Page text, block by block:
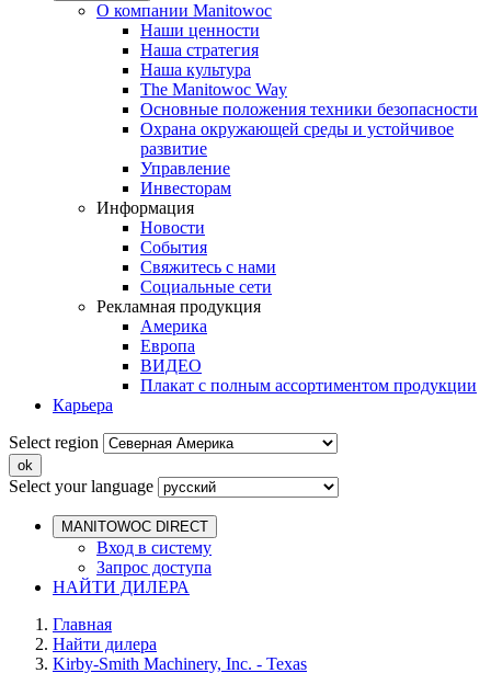
О компании Manitowoc
Наши ценности
Наша стратегия
Наша культура
The Manitowoc Way
Основные положения техники безопасности
Охрана окружающей среды и устойчивое
развитие
Управление
Инвесторам
Информация
Новости
События
Свяжитесь с нами
Социальные сети
Рекламная продукция
Америка
Европа
ВИДЕО
Плакат с полным ассортиментом продукции
Карьера
Select region
Select your language
MANITOWOC DIRECT
Вход в систему
Запрос доступа
НАЙТИ ДИЛЕРА
Главная
Найти дилера
Kirby-Smith Machinery, Inc. - Texas